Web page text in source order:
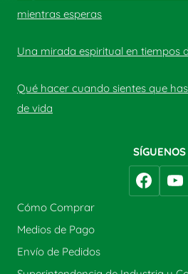
mientras esperas
Una mirada espiritual en tiempos
Qué hacer cuando sientes que
de vida
SÍGUENOS
Cómo Comprar
Medios de Pago
Envío de Pedidos